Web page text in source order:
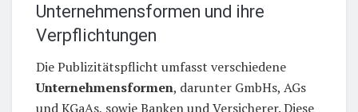
Unternehmensformen und ihre
Verpflichtungen
Die Publizitätspflicht umfasst verschiedene
Unternehmensformen, darunter GmbHs, AGs
und KGaAs, sowie Banken und Versicherer. Diese